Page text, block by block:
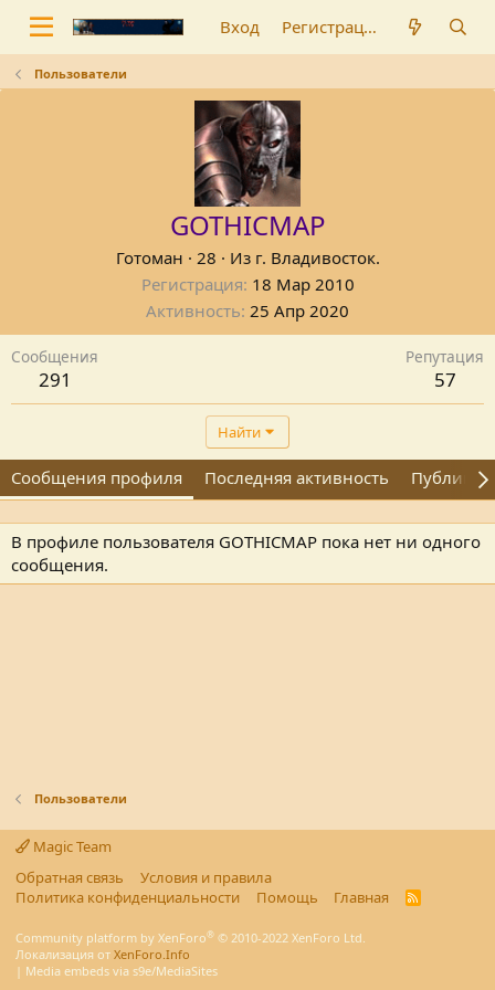
Вход Регистрация
Пользователи
GOTHICMAP
Готоман · 28 · Из г. Владивосток.
Регистрация 18 Мар 2010
Активность 25 Апр 2020
Сообщения
291
Репутация
57
Найти
Сообщения профиля Последняя активность
В профиле пользователя GOTHICMAP пока нет ни одного
сообщения.
Пользователи
Magic Team
Обратная связь
Условия и правила
Политика конфиденциальности
Помощь Главная
R
Community platform by XenForo® © 2010-2022 XenForo Ltd.
Локализация от XenForo.Info
| Media embeds via s9e/MediaSites